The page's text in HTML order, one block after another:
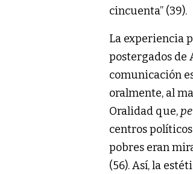
cincuenta” (39).
La experiencia
postergados de
comunicación
oralmente, al
Oralidad que,
centros
pobres eran
(56). Así, la